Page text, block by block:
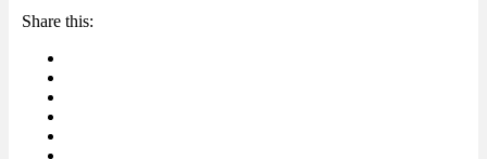
Share this: